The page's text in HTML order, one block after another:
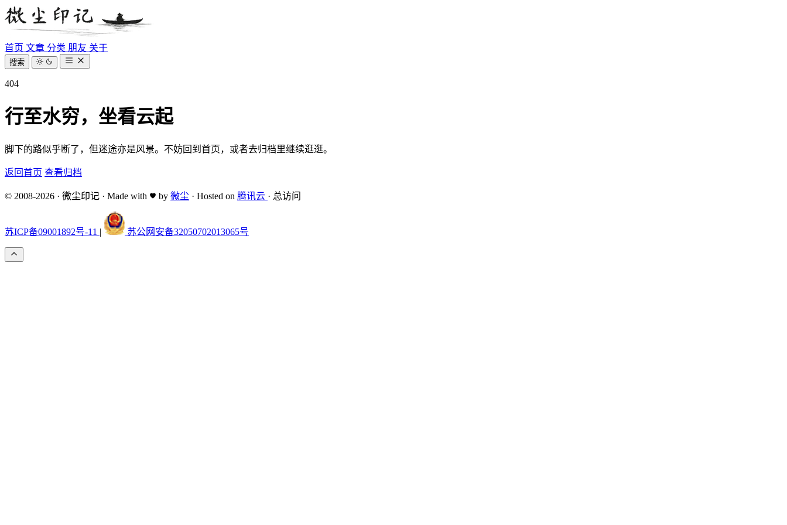
首页 文章 分类 朋友 关于
搜索
404
行至水穷，坐看云起
脚下的路似乎断了，但迷途亦是风景。不妨回到首页，或者去归档里继续逛逛。
返回首页 查看归档
© 2008-2026 · 微尘印记 · Made with by 微尘 · Hosted on 腾讯云 · 总访问
苏ICP备09001892号-11 | 苏公网安备32050702013065号